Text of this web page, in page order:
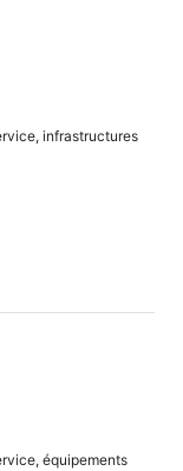
infrastructures
équipements